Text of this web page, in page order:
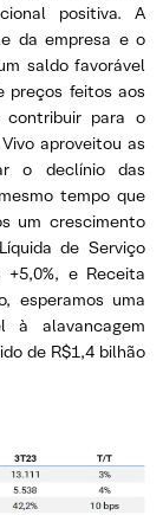
positiva. A
da empresa e o
saldo favorável
preços feitos aos
para o
aproveitou as
o declínio das
tempo que
um crescimento
de Serviço
+5,0%, e Receita
esperamos uma
à alavancagem
de R$1,4 bilhão